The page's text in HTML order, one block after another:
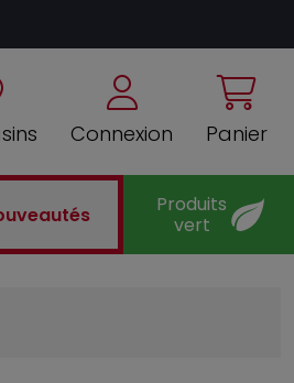
Connexion Panier
Produits
vert